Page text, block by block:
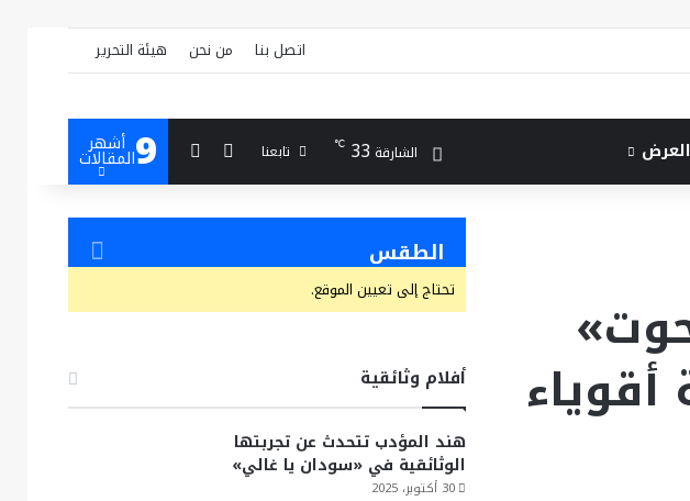
اتصل بنا من نحن هيئة التحرير
الشارقة 33
℃ تابعنا إضافة عمود جانبي
بحث عن
9 أشهر
المقالات
الطقس
تحتاج إلى تعيين الموقع.
أفلام وثائقية
هند المؤدب تتحدث عن تجربتها
الوثائقية في «سودان يا غالي»
30 أكتوبر، 2025